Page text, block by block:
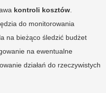
kontroli kosztów.
do monitorowania
na bieżąco śledzić budżet
na ewentualne
działań do rzeczywistych